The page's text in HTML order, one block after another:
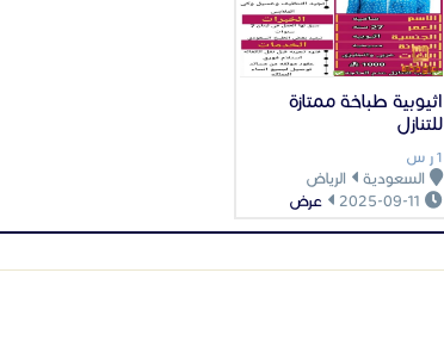
اثيوبية طباخة ممتازة
للتنازل
1 ر س
السعودية
الرياض
2025-09-11
عرض